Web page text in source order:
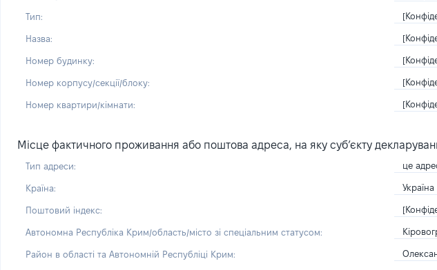
Тип:
Назва:
Номер будинку:
Номер корпусу/секції/блоку:
Номер квартири/кімнати:
Місце фактичного проживання або поштова адреса, на яку суб’єкту
Тип адреси: це
Країна: Україна
Поштовий індекс:
Автономна Республіка Крим/область/місто зі спеціальним статусом:
Район в області та Автономній Республіці Крим: